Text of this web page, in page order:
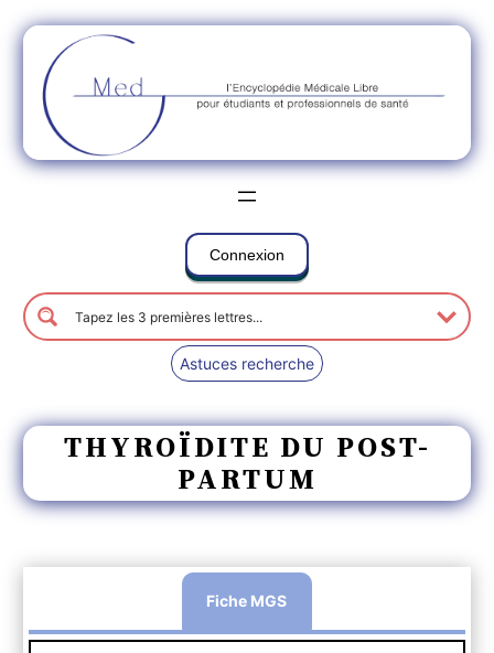
Connexion
Astuces recherche
THYROÏDITE DU POST-
PARTUM
Fiche MGS